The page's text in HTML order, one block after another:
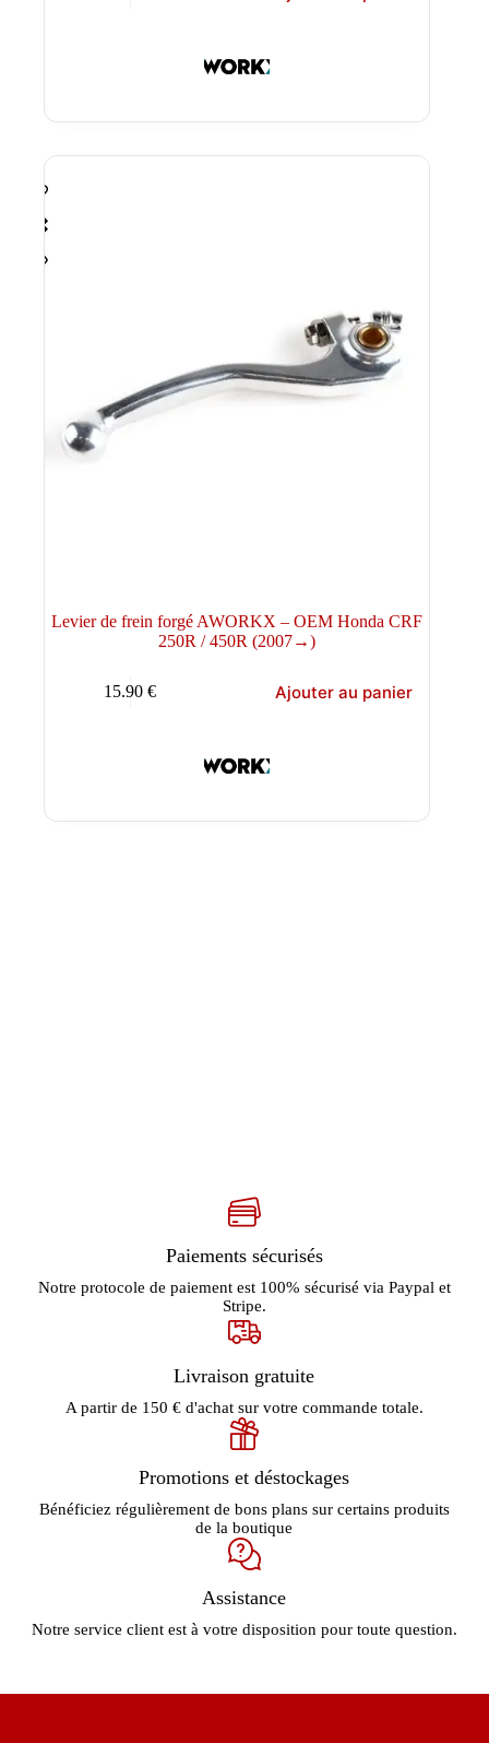
Levier de frein forgé AWORKX – OEM Honda CRF
250R / 450R (2007→)
15.90€ Ajouter au panier
Paiements sécurisés
Notre protocole de paiement est 100% sécurisé via Paypal et
Stripe.
Livraison gratuite
A partir de 150 € d'achat sur votre commande totale.
Promotions et déstockages
Bénéficiez régulièrement de bons plans sur certains produits
de la boutique
Assistance
Notre service client est à votre disposition pour toute question.